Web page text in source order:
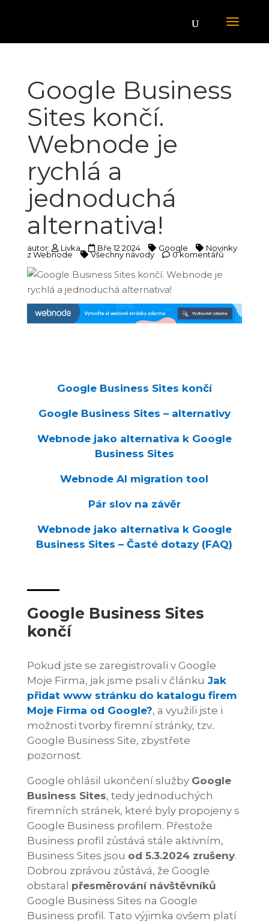
Google Business
Sites končí.
Webnode je
rychlá a
jednoduchá
alternativa!
autor: Livka Bře 12 2024 Google Novinky
z Webnode Všechny návody 0 komentářů
Google Business Sites končí
Google Business Sites – alternativy
Webnode jako alternativa k Google
Business Sites
Webnode AI migration tool
Pár slov na závěr
Webnode jako alternativa k Google
Business Sites – Časté dotazy (FAQ)
Google Business Sites
končí
Pokud jste se zaregistrovali v Google
Moje Firma, jak jsme psali v článku Jak
přidat www stránku do katalogu firem
Moje Firma od Google?, a využili jste i
možnosti tvorby firemní stránky, tzv..
Google Business Site, zbystřete
pozornost.
Google ohlásil ukončení služby Google
Business Sites, tedy jednoduchých
firemních stránek, které byly propojeny s
Google Business profilem. Přestože
Business profil zůstává stále aktivním,
Business Sites jsou od 5.3.2024 zrušeny.
Dobrou zprávou zůstává, že Google
obstaral přesměrování návštěvníků
Google Business Sites na Google
Business profil. Tato výjimka ovšem platí